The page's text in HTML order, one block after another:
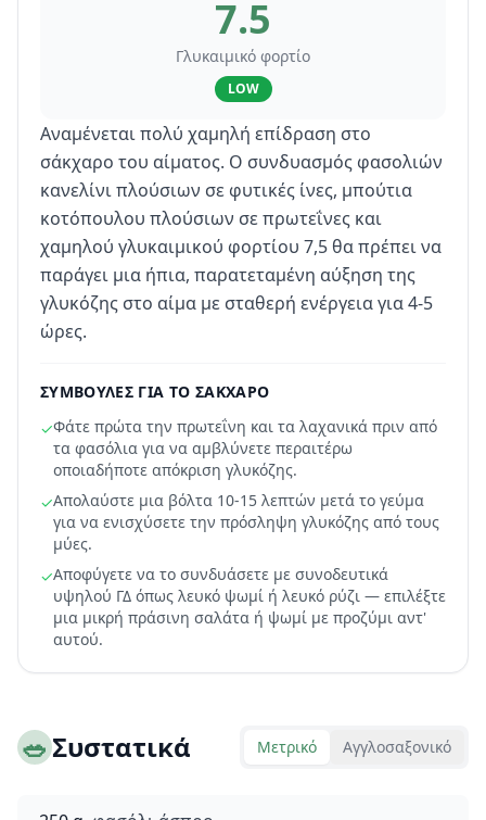
7.5
Γλυκαιμικό φορτίο
LOW
Αναμένεται πολύ χαμηλή επίδραση στο
σάκχαρο του αίματος. Ο συνδυασμός φασολιών
κανελίνι πλούσιων σε φυτικές ίνες, μπούτια
κοτόπουλου πλούσιων σε πρωτεΐνες και
χαμηλού γλυκαιμικού φορτίου 7,5 θα πρέπει να
παράγει μια ήπια, παρατεταμένη αύξηση της
γλυκόζης στο αίμα με σταθερή ενέργεια για 4-5
ώρες.
ΣΥΜΒΟΥΛΈΣ ΓΙΑ ΤΟ ΣΆΚΧΑΡΟ
✓Φάτε πρώτα την πρωτεΐνη και τα λαχανικά πριν από
τα φασόλια για να αμβλύνετε περαιτέρω
οποιαδήποτε απόκριση γλυκόζης.
✓Απολαύστε μια βόλτα 10-15 λεπτών μετά το γεύμα
για να ενισχύσετε την πρόσληψη γλυκόζης από τους
μύες.
✓Αποφύγετε να το συνδυάσετε με συνοδευτικά
υψηλού ΓΔ όπως λευκό ψωμί ή λευκό ρύζι — επιλέξτε
μια μικρή πράσινη σαλάτα ή ψωμί με προζύμι αντ'
αυτού.
🥗Συστατικά Μετρικό Αγγλοσαξονικό